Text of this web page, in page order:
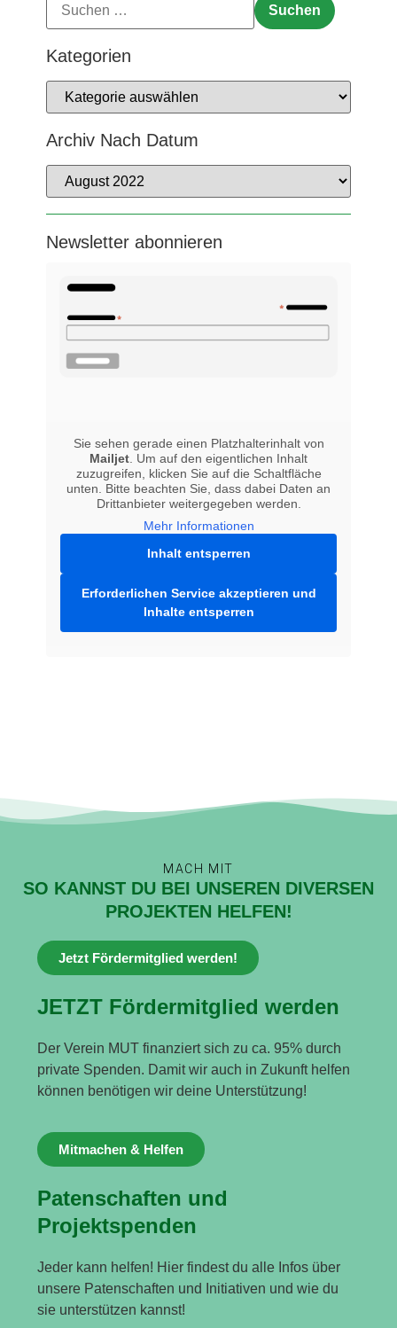
Kategorien
Archiv Nach Datum
Newsletter abonnieren
Sie sehen gerade einen Platzhalterinhalt von
Mailjet . Um auf den eigentlichen Inhalt
zuzugreifen, klicken Sie auf die Schaltfläche
unten. Bitte beachten Sie, dass dabei Daten an
Drittanbieter weitergegeben werden.
Mehr Informationen
Inhalt entsperren
Erforderlichen Service akzeptieren und
Inhalte entsperren
MACH MIT
SO KANNST DU BEI UNSEREN DIVERSEN
PROJEKTEN HELFEN!
Jetzt Fördermitglied werden!
JETZT Fördermitglied werden
Der Verein MUT finanziert sich zu ca. 95% durch
private Spenden. Damit wir auch in Zukunft helfen
können benötigen wir deine Unterstützung!
Mitmachen & Helfen
Patenschaften und
Projektspenden
Jeder kann helfen! Hier findest du alle Infos über
unsere Patenschaften und Initiativen und wie du
sie unterstützen kannst!